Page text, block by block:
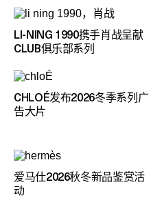
LI-NING 1990携手肖战呈献
CLUB俱乐部系列
CHLOÉ发布2026冬季系列广
告大片
爱马仕2026秋冬新品鉴赏活
动